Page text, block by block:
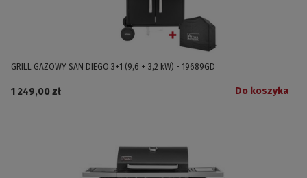
GRILL GAZOWY SAN DIEGO 3+1 (9,6 + 3,2 kW) - 19689GD
1 249,00 zł Do koszyka